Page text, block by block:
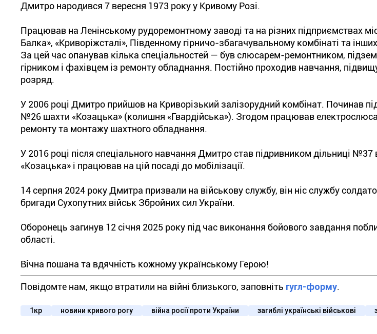
Дмитро народився 7 вересня 1973 року у Кривому Розі.
Працював на Ленінському рудоремонтному заводі та на різних підприємствах
Балка», «Криворіжсталі», Південному гірничо-збагачувальному комбінаті та
За цей час опанував кілька спеціальностей — був слюсарем-ремонтником,
гірником і фахівцем із ремонту обладнання. Постійно проходив навчання,
розряд.
У 2006 році Дмитро прийшов на Криворізький залізорудний комбінат. Починав
№26 шахти «Козацька» (колишня «Гвардійська»). Згодом працював
ремонту та монтажу шахтного обладнання.
У 2016 році після спеціального навчання Дмитро став підривником дільниці №37
«Козацька» і працював на цій посаді до мобілізації.
14 серпня 2024 року Дмитра призвали на військову службу, він ніс службу
бригади Сухопутних військ Збройних сил України.
Оборонець загинув 12 січня 2025 року під час виконання бойового завдання
області.
Вічна пошана та вдячність кожному українському Герою!
Повідомте нам, якщо втратили на війні близького, заповніть гугл-форму.
1кр новини кривого рогу війна росії проти України загиблі українські військові